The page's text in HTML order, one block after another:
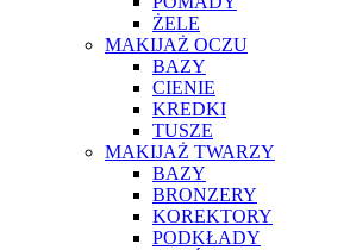
ŻELE
MAKIJAŻ OCZU
BAZY
CIENIE
KREDKI
TUSZE
MAKIJAŻ TWARZY
BAZY
BRONZERY
KOREKTORY
PODKŁADY